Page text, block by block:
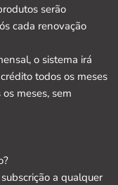
serão
cada renovação
o sistema irá
todos os meses
meses, sem
a qualquer